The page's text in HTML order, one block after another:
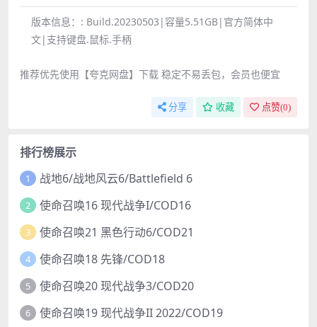
版本信息：: Build.20230503|容量5.51GB|官方简体中
文|支持键盘.鼠标.手柄
推荐优先使用【夸克网盘】下载 稳定不易丢包，会员也便宜
分享 收藏 点赞(0)
排行榜展示
1 战地6/战地风云6/Battlefield 6
2 使命召唤16 现代战争I/COD16
3 使命召唤21 黑色行动6/COD21
4 使命召唤18 先锋/COD18
5 使命召唤20 现代战争3/COD20
6 使命召唤19 现代战争II 2022/COD19